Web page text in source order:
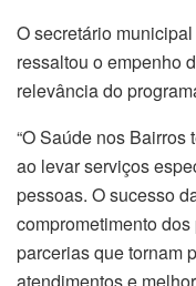
O secretário
ressaltou o empenho
relevância do
“O Saúde nos
ao levar serviços
pessoas. O sucesso
comprometimento
parcerias que tornam